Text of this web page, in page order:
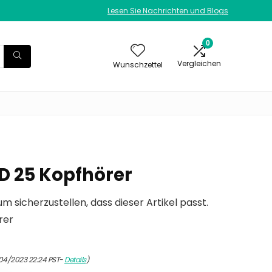
Lesen Sie Nachrichten und Blogs
Wunschzettel
0
Vergleichen
25 Kopfhörer
sicherzustellen, dass dieser Artikel passt.
2023 22:24 PST-Details)